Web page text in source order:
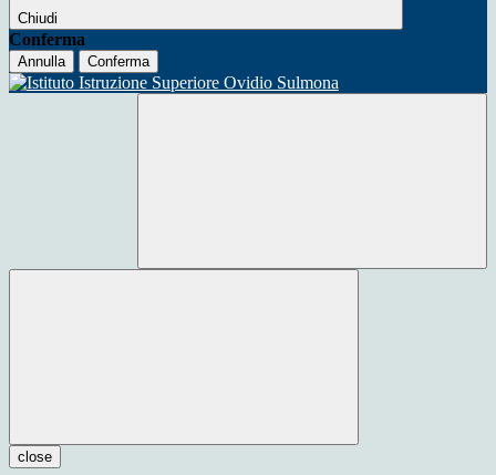
Chiudi
Conferma
Annulla Conferma
close